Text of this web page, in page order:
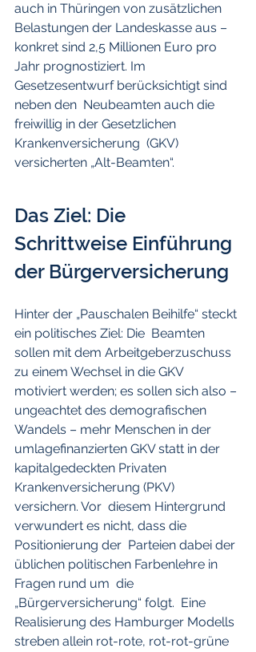
auch in Thüringen von zusätzlichen
Belastungen der Landeskasse aus –
konkret sind 2,5 Millionen Euro pro
Jahr prognostiziert. Im
Gesetzesentwurf berücksichtigt sind
neben den  Neubeamten auch die
freiwillig in der Gesetzlichen
Krankenversicherung  (GKV)
versicherten „Alt-Beamten“.
Das Ziel: Die
Schrittweise Einführung
der Bürgerversicherung
Hinter der „Pauschalen Beihilfe“ steckt
ein politisches Ziel: Die  Beamten
sollen mit dem Arbeitgeberzuschuss
zu einem Wechsel in die GKV
motiviert werden; es sollen sich also –
ungeachtet des demografischen
Wandels – mehr Menschen in der
umlagefinanzierten GKV statt in der
kapitalgedeckten Privaten
Krankenversicherung (PKV)
versichern. Vor  diesem Hintergrund
verwundert es nicht, dass die
Positionierung der  Parteien dabei der
üblichen politischen Farbenlehre in
Fragen rund um  die
„Bürgerversicherung“ folgt.  Eine
Realisierung des Hamburger Modells
streben allein rot-rote, rot-rot-grüne